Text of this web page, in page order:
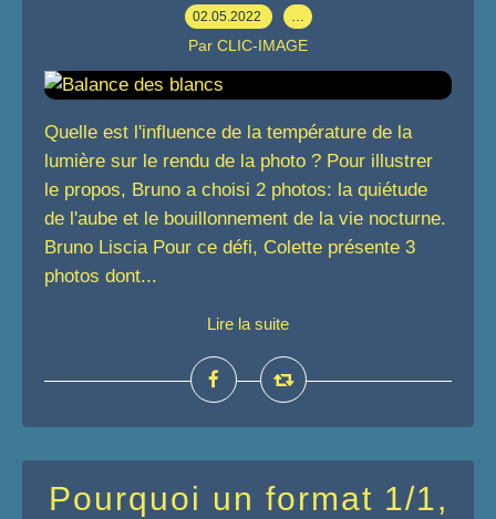
02.05.2022 …
Par CLIC-IMAGE
Quelle est l'influence de la température de la
lumière sur le rendu de la photo ? Pour illustrer
le propos, Bruno a choisi 2 photos: la quiétude
de l'aube et le bouillonnement de la vie nocturne.
Bruno Liscia Pour ce défi, Colette présente 3
photos dont...
Lire la suite
Pourquoi un format 1/1,